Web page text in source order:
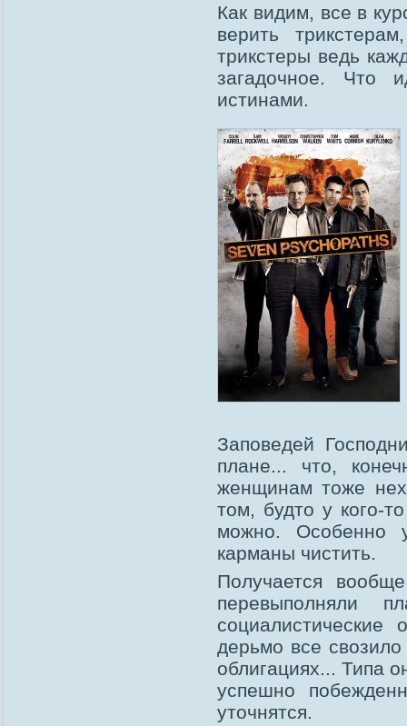
Как видим, все в
верить
трикстеры ведь
загадочное. Что
истинами.
Заповедей
плане... что,
женщинам тоже
том, будто у кого-
можно. Особенно
карманы чистить.
Получается
перевыполняли
социалистические
дерьмо все
облигациях... Типа
успешно
уточнятся.